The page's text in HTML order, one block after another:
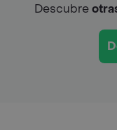
Descubre